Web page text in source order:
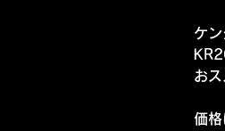
ケ
お
価